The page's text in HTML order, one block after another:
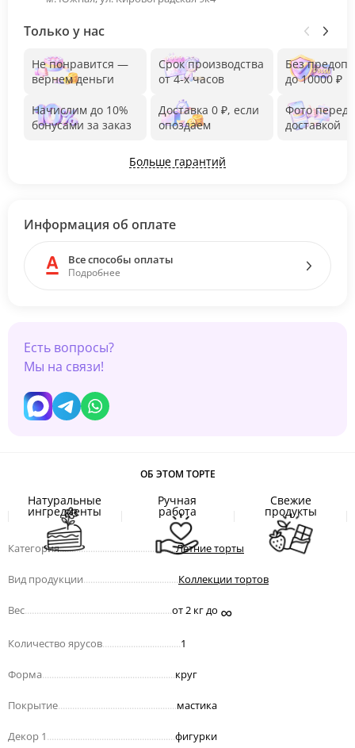
Только у нас
Не понравится —
вернем деньги
Начислим до 10%
бонусами за заказ
Срок производства
от 4-х часов
Доставка 0 ₽, если
опоздаем
Без
до 10000 ₽
Фото перед
доставкой
Больше гарантий
Информация об оплате
Все способы оплаты
Подробнее
Есть вопросы?
Мы на связи!
ОБ ЭТОМ ТОРТЕ
Натуральные
ингредиенты
Ручная
работа
Свежие
продукты
Категория.................................................Летние торты
Вид продукции Коллекции тортов
Вес от 2 кг до ∞
Количество ярусов 1
Форма круг
Покрытие мастика
Декор 1 фигурки